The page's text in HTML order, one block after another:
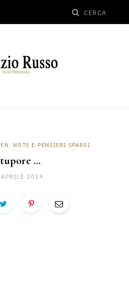
NOTE E PENSIERI SPARSI.
…
2019